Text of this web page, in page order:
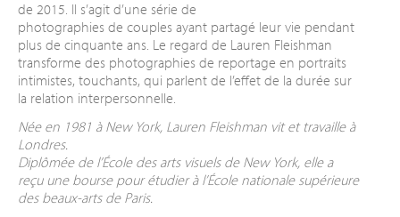
de 2015. Il s’agit d’une série de
photographies de couples ayant partagé leur vie pendant
plus de cinquante ans. Le regard de Lauren Fleishman
transforme des photographies de reportage en portraits
intimistes, touchants, qui parlent de l’effet de la durée sur
la relation interpersonnelle.
Née en 1981 à New York, Lauren Fleishman vit et travaille à
Londres.
Diplômée de l’École des arts visuels de New York, elle a
reçu une bourse pour étudier à l’École nationale supérieure
des beaux-arts de Paris.